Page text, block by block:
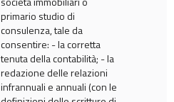
primario studio di
consulenza, tale da
consentire: - la corretta
tenuta della contabilità; - la
redazione delle relazioni
infrannuali e annuali (con le